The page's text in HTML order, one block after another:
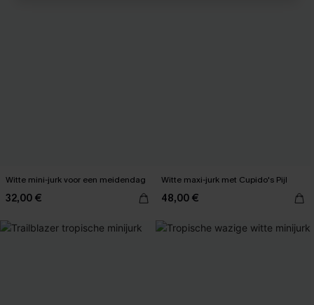
Witte mini-jurk voor een meidendag
32,00 €
Witte maxi-jurk met Cupido's Pijl
48,00 €